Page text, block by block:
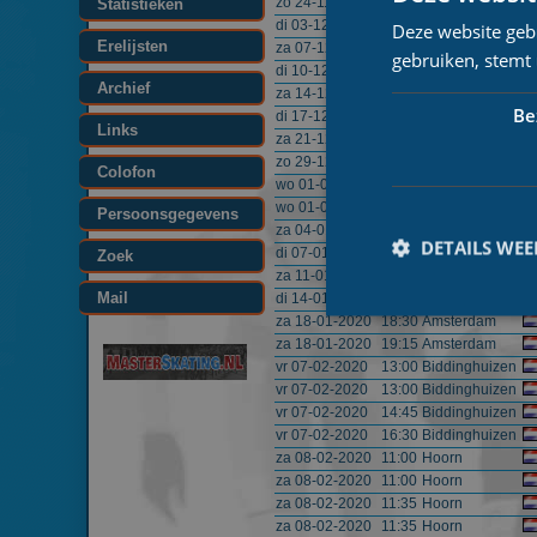
Statistieken
Erelijsten
Archief
Links
Colofon
Persoonsgegevens
Zoek
Mail
di 03-12-2019
18:00 Biddinghuizen
za 07-12-2019
di 10-12-2019
18:00 Biddinghuizen
za 14-12-2019
17:45 Utrecht
di 17-12-2019
za 21-12-2019
zo 29-12-2019
wo 01-01-2020
13:00 Enschede
wo 01-01-2020
za 04-01-2020
di 07-01-2020
18:00 Biddinghuizen
za 11-01-2020
di 14-01-2020
za 18-01-2020 18:30 Amsterdam
za 18-01-2020
19:15 Amsterdam
vr 07-02-2020
13:00 Biddinghuizen
vr 07-02-2020
13:00 Biddinghuizen
vr 07-02-2020
14:45 Biddinghuizen
vr 07-02-2020
16:30 Biddinghuizen
za 08-02-2020
11:00 Hoorn
za 08-02-2020
11:00 Hoorn
za 08-02-2020
11:35 Hoorn
za 08-02-2020
11:35 Hoorn
Deze website
gebruiken,
DETAILS
Prestatiecookies
niet worden gebruikt
Naam
_ga